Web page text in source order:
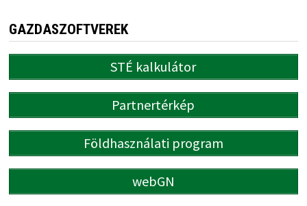
GAZDASZOFTVEREK
STÉ kalkulátor
Partnertérkép
Földhasználati program
webGN